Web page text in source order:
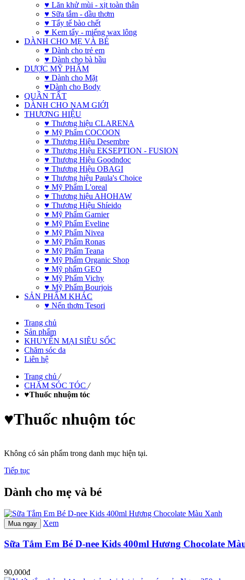
♥ Lăn khử mùi - xịt toàn thân
♥ Sữa tắm - dầu thơm
♥ Tẩy tế bào chết
♥ Kem tẩy - miếng wax lông
DÀNH CHO MẸ VÀ BÉ
♥ Dành cho trẻ em
♥ Dành cho bà bầu
DƯỢC MỸ PHẨM
♥ Dành cho Mặt
♥Dành cho Body
QUẦN TẤT
DÀNH CHO NAM GIỚI
THƯƠNG HIỆU
♥ Thương hiệu CLARENA
♥ Mỹ Phẩm COCOON
♥ Thương Hiệu Desembre
♥ Thương Hiệu EKSEPTION - FUSION
♥ Thương Hiệu Goodndoc
♥ Thương Hiệu OBAGI
♥ Thương hiệu Paula's Choice
♥ Mỹ Phẩm L'oreal
♥ Thương hiệu AHOHAW
♥ Thương Hiệu Shíeido
♥ Mỹ Phẩm Garnier
♥ Mỹ Phẩm Eveline
♥ Mỹ Phẩm Nivea
♥ Mỹ Phẩm Ronas
♥ Mỹ Phẩm Teana
♥ Mỹ Phẩm Organic Shop
♥ Mỹ phẩm GEO
♥ Mỹ Phẩm Vichy
♥ Mỹ Phẩm Bourjois
SẢN PHẨM KHÁC
♥ Nến thơm Tesori
Trang chủ
Sản phẩm
KHUYẾN MẠI SIÊU SỐC
Chăm sóc da
Liên hệ
Trang chủ /
CHĂM SÓC TÓC /
♥Thuốc nhuộm tóc
♥Thuốc nhuộm tóc
Không có sản phẩm trong danh mục hiện tại.
Tiếp tục
Dành cho mẹ và bé
Mua ngay Xem
Sữa Tắm Em Bé D-nee Kids 400ml Hương Chocolate
90,000đ